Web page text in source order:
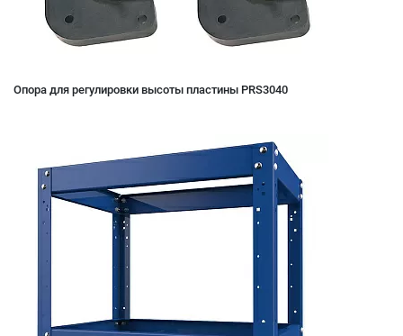
Опора для регулировки высоты пластины PRS3040